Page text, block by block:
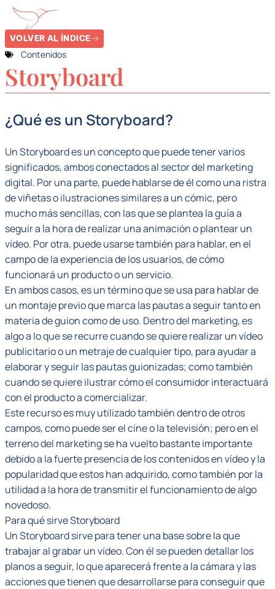
VOLVER AL ÍNDICE
Contenidos
Storyboard
¿Qué es un Storyboard?
Un Storyboard es un concepto que puede tener varios
significados, ambos conectados al sector del marketing
digital. Por una parte, puede hablarse de él como una ristra
de viñetas o ilustraciones similares a un cómic, pero
mucho más sencillas, con las que se plantea la guía a
seguir a la hora de realizar una animación o plantear un
vídeo. Por otra, puede usarse también para hablar, en el
campo de la experiencia de los usuarios, de cómo
funcionará un producto o un servicio.
En ambos casos, es un término que se usa para hablar de
un montaje previo que marca las pautas a seguir tanto en
materia de guion como de uso. Dentro del marketing, es
algo a lo que se recurre cuando se quiere realizar un vídeo
publicitario o un metraje de cualquier tipo, para ayudar a
elaborar y seguir las pautas guionizadas; como también
cuando se quiere ilustrar cómo el consumidor interactuará
con el producto a comercializar.
Este recurso es muy utilizado también dentro de otros
campos, como puede ser el cine o la televisión; pero en el
terreno del marketing se ha vuelto bastante importante
debido a la fuerte presencia de los contenidos en vídeo y la
popularidad que estos han adquirido, como también por la
utilidad a la hora de transmitir el funcionamiento de algo
novedoso.
Para qué sirve Storyboard
Un Storyboard sirve para tener una base sobre la que
trabajar al grabar un vídeo. Con él se pueden detallar los
planos a seguir, lo que aparecerá frente a la cámara y las
acciones que tienen que desarrollarse para conseguir que